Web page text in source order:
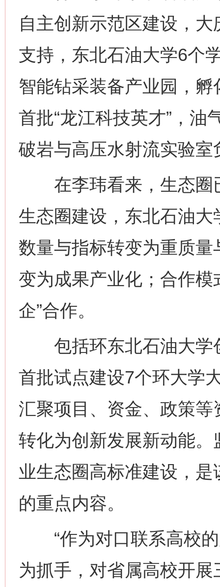
自主创新示范区建设，
支持，东北石油大学6个
智能钻采装备产业园，
首批“龙江科技英才”，油
破岩与高压水射流实验
在李玮看来，生态圈
生态圈建设，东北石油
数量与指标转变为重质
变为成果产业化；合作模
企”合作。
包括环东北石油大学
首批试点建设7个环大学
汇聚项目、资金、政策
转化为创新发展新动能
业生态圈高标准建设，
的重点内容。
“作为对口联系高校的
为抓手，对省属高校开